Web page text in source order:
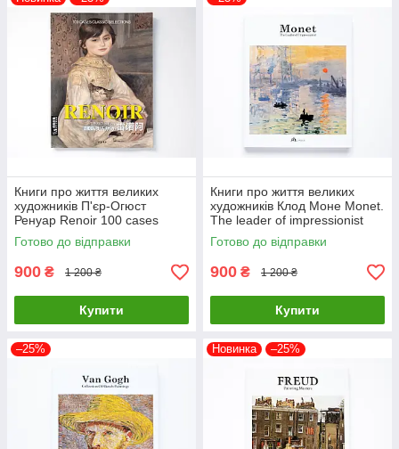
Книги про життя великих
художників П'єр-Огюст
Ренуар Renoir 100 cases
classic selections Подарункові
книги про мистецтво
Готово до відправки
900 ₴ 1 200 ₴
Купити
Книги про життя великих
художників Клод Моне Monet.
The leader of impressionist
Подарункові книги про
мистецтво
Готово до відправки
900 ₴ 1 200 ₴
Купити
–25% Новинка –25%